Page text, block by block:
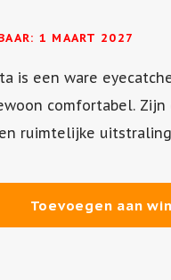
1 MAART 2027
is een ware
comfortabel.
ruimtelijke
Toevoegen aan